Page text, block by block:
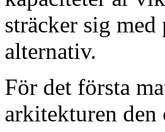
sträcker sig
alternativ.
För det första
arkitekturen den